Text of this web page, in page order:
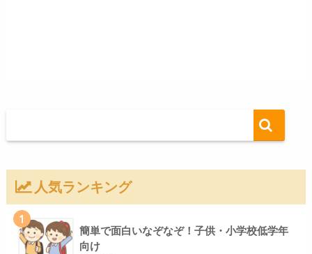
人気ランキング
1
簡単で面白いなぞなぞ！子供・小学校低学年
向け